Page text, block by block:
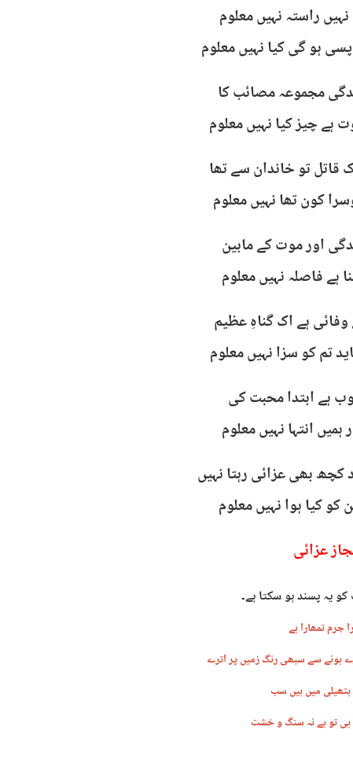
نہیں راستہ نہیں معلوم
ہو گی کیا نہیں معلوم
مجموعہ مصائب کا
ہے چیز کیا نہیں معلوم
قاتل تو خاندان سے تھا
کون تھا نہیں معلوم
اور موت کے مابین
ہے فاصلہ نہیں معلوم
وفائی ہے اک گناہِ عظیم
تم کو سزا نہیں معلوم
ہے ابتدا محبت کی
ہمیں انتہا نہیں معلوم
کچھ بھی عزائی رہتا نہیں
کو کیا ہوا نہیں معلوم
عزائی
یہ پسند ہو سکتا ہے۔
جرم تمھارا ہے
ہونے سے سبھی رنگ زمیں پر اترے
ہتھیلی میں ہیں سب
تو ہے نہ سنگ و خشت